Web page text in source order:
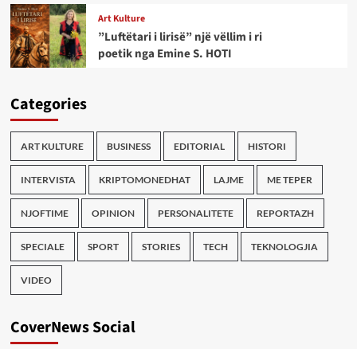
Art Kulture
”Luftëtari i lirisë” një vëllim i ri
poetik nga Emine S. HOTI
Categories
ART KULTURE BUSINESS EDITORIAL HISTORI
INTERVISTA KRIPTOMONEDHAT LAJME ME TEPER
NJOFTIME OPINION PERSONALITETE REPORTAZH
SPECIALE SPORT STORIES TECH TEKNOLOGJIA
VIDEO
CoverNews Social